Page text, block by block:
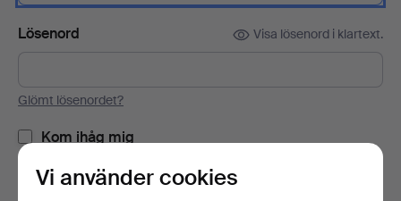
Lösenord Visa lösenord i klartext.
Glömt lösenordet?
Kom ihåg mig
Logga in
Vi använder cookies